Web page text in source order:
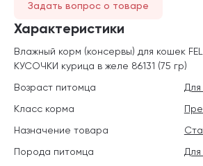
Задать вопрос о товаре
Характеристики
Влажный корм (консервы) для кошек
КУСОЧКИ курица в желе 86131 (75 гр)
Возраст питомца
Для
Класс корма
Назначение товара
Порода питомца